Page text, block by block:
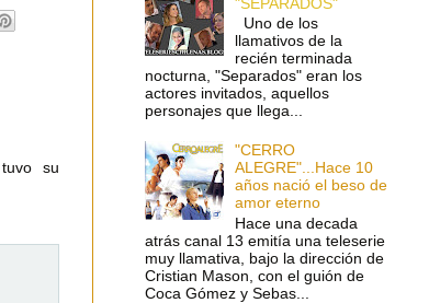
su
Uno de los
llamativos de la
recién terminada
nocturna, "Separados" eran los
actores invitados, aquellos
personajes que llega...
"CERRO
ALEGRE"...Hace 10
años nació el beso de
amor eterno
Hace una decada
atrás canal 13 emitía una teleserie
muy llamativa, bajo la dirección de
Cristian Mason, con el guión de
Coca Gómez y Sebas...